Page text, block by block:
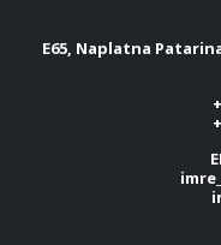
E65, Naplatna